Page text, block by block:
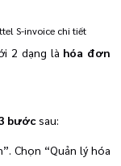
S-invoice chi tiết
2 dạng là hóa đơn
bướcsau:
Chọn “Quản lý hóa